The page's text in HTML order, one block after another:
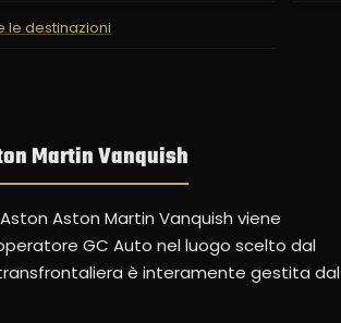
le destinazioni
Martin Vanquish
Aston Martin Vanquish viene
GC Auto nel luogo scelto dal
è interamente gestita dal